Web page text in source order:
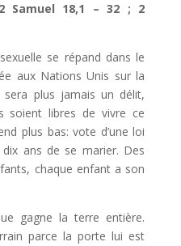
Samuel 18,1 – 32 ; 2
se répand dans le
aux Nations Unis sur la
plus jamais un délit,
soient libres de vivre ce
plus bas: vote d’une loi
ans de se marier. Des
chaque enfant a son
gagne la terre entière.
parce la porte lui est